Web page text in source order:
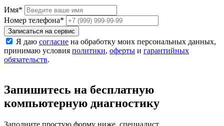
Имя*
Номер телефона*
Записаться на сервис
Я даю согласие на обработку моих персональных данных,
принимаю условия политики, оферты и гарантийных
обязательств.
Запишитесь на бесплатную
компьютерную диагностику